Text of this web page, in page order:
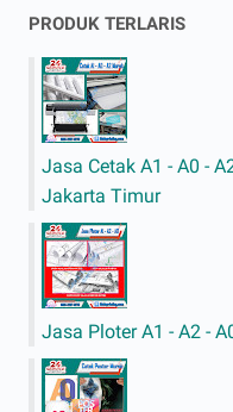
PRODUK TERLARIS
Jasa Cetak A1 - A0 -
Jakarta Timur
Jasa Ploter A1 - A2 -